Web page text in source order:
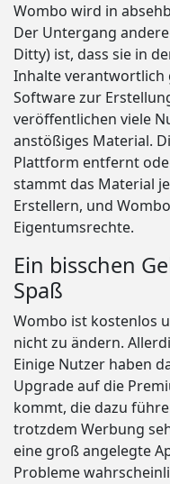
Wombo wird in
Der Untergang
Ditty) ist, dass sie in
Inhalte verantwortlich
Software zur
veröffentlichen viele
anstößiges Material.
Plattform entfernt
stammt das Material
Erstellern, und
Eigentumsrechte.
Ein bisschen
Spaß
Wombo ist kostenlos
nicht zu ändern.
Einige Nutzer haben
Upgrade auf die
kommt, die dazu
trotzdem Werbung
eine groß angelegte
Probleme